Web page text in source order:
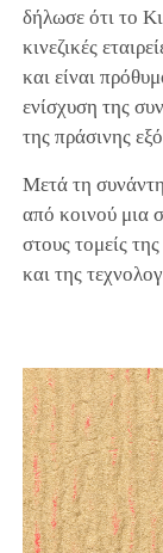
δήλωσε ότι το
κινεζικές
και είναι
ενίσχυση της
της πράσινης
Μετά τη
από κοινού μια
στους τομείς
και της